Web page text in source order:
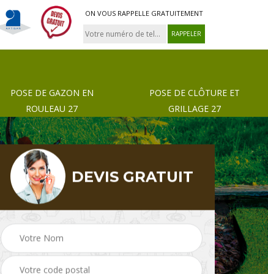
ON VOUS RAPPELLE GRATUITEMENT
POSE DE GAZON EN
ROULEAU 27
POSE DE CLÔTURE ET
GRILLAGE 27
Paysagiste 27 Pose de gazon en
rouleau 27
DEVIS GRATUIT